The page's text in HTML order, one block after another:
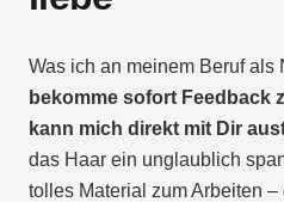
Was ich an meinem Beruf als
bekomme sofort Feedback
kann mich direkt mit Dir
das Haar ein unglaublich
tolles Material zum Arbeiten –